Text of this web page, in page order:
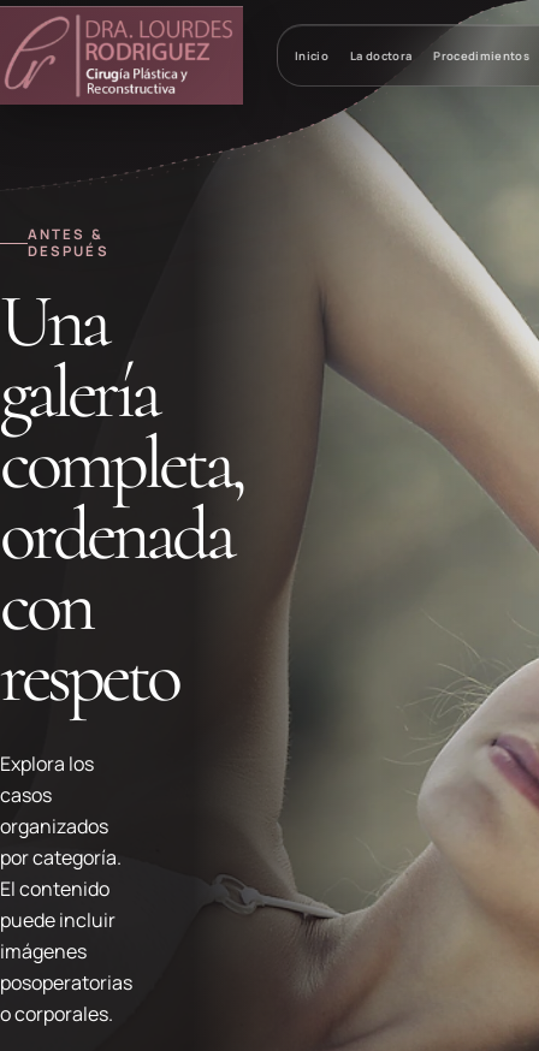
Inicio La doctora Procedimientos
ANTES &
DESPUÉS
Una
galería
completa,
ordenada
con
respeto
Explora los
casos
organizados
por categoría.
El contenido
puede incluir
imágenes
posoperatorias
o corporales.